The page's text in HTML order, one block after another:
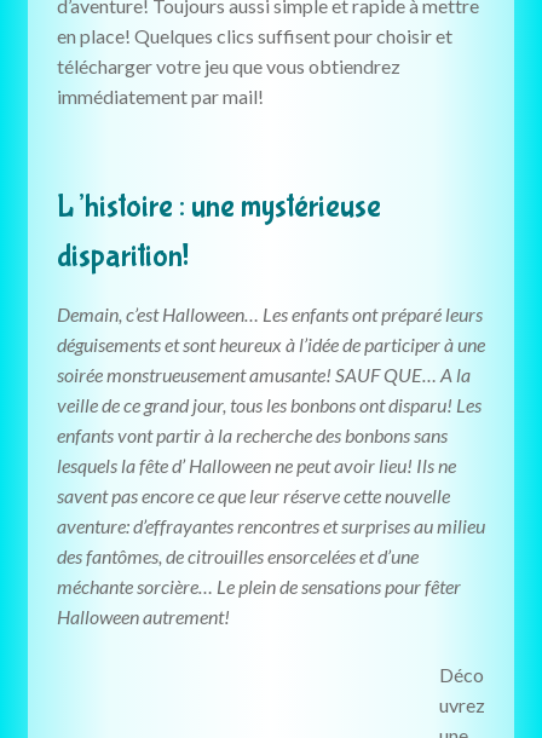
d’aventure! Toujours aussi simple et rapide à mettre
en place! Quelques clics suffisent pour choisir et
télécharger votre jeu que vous obtiendrez
immédiatement par mail!
L’histoire : une mystérieuse
disparition!
Demain, c’est Halloween… Les enfants ont préparé leurs
déguisements et sont heureux à l’idée de participer à une
soirée monstrueusement amusante! SAUF QUE… A la
veille de ce grand jour, tous les bonbons ont disparu! Les
enfants vont partir à la recherche des bonbons sans
lesquels la fête d’ Halloween ne peut avoir lieu! Ils ne
savent pas encore ce que leur réserve cette nouvelle
aventure: d’effrayantes rencontres et surprises au milieu
des fantômes, de citrouilles ensorcelées et d’une
méchante sorcière… Le plein de sensations pour fêter
Halloween autrement!
Déco
uvrez